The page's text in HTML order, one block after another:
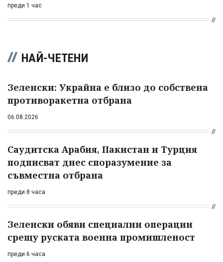
преди 1 час
НАЙ-ЧЕТЕНИ
Зеленски: Украйна е близо до собствена
противоракетна отбрана
06.08.2026
Саудитска Арабия, Пакистан и Турция
подписват днес споразумение за
съвместна отбрана
преди 8 часа
Зеленски обяви специални операции
срещу руската военна промишленост
преди 6 часа